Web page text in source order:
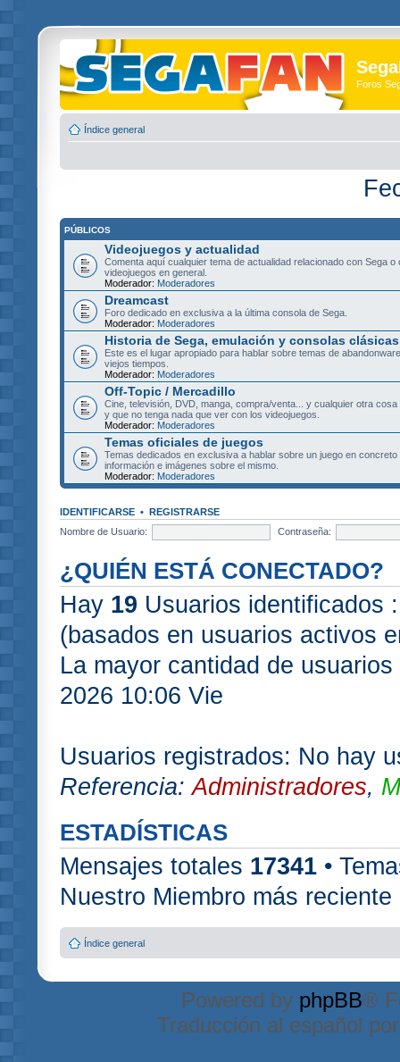
Foros
Índice general
PÚBLICOS
Videojuegos y actualidad
Comenta aquí cualquier tema de actualidad relacionado con Sega o
videojuegos en general.
Moderador: Moderadores
Dreamcast
Foro dedicado en exclusiva a la última consola de Sega.
Moderador: Moderadores
Historia de Sega, emulación y consolas clásicas
Este es el lugar apropiado para hablar sobre temas de
viejos tiempos.
Moderador: Moderadores
Off-Topic / Mercadillo
Cine, televisión, DVD, manga, compra/venta... y cualquier otra
y que no tenga nada que ver con los videojuegos.
Moderador: Moderadores
Temas oficiales de juegos
Temas dedicados en exclusiva a hablar sobre un juego en concreto
información e imágenes sobre el mismo.
Moderador: Moderadores
IDENTIFICARSE • REGISTRARSE
Nombre de Usuario:
Contraseña:
¿QUIÉN ESTÁ CONECTADO?
Hay 19 Usuarios identificados
(basados en usuarios activos
La mayor cantidad de
2026 10:06 Vie
Usuarios registrados: No hay
Referencia:Administradores,
ESTADÍSTICAS
Mensajes totales 17341 •
Nuestro Miembro más
Índice general
Powered by phpBB®
Traducción al español